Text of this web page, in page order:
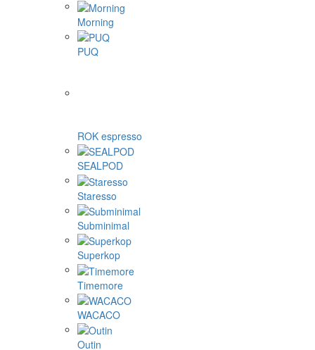
Morning
PUQ
ROK espresso
SEALPOD
Staresso
Subminimal
Superkop
Timemore
WACACO
Outin